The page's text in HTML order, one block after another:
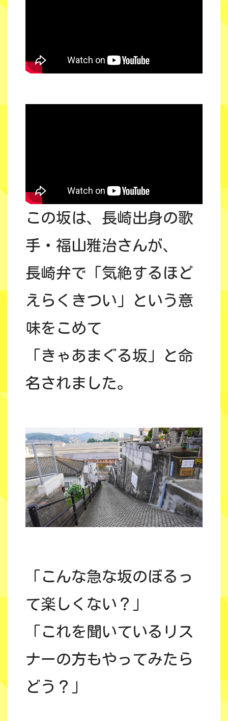
この坂は、長崎出身の歌
手・福山雅治さんが、
長崎弁で「気絶するほど
えらくきつい」という意
味をこめて
「きゃあまぐる坂」と命
名されました。
「こんな急な坂のぼるっ
て楽しくない？」
「これを聞いているリス
ナーの方もやってみたら
どう？」